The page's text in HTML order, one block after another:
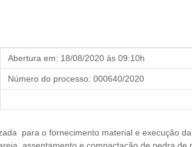
Abertura em: 18/08/2020 às 09:10h
Número do processo: 000640/2020
para o fornecimento material e execução